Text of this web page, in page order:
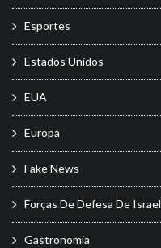
Esportes
Estados Unidos
EUA
Europa
Fake News
Forças De Defesa De Israel
Gastronomia